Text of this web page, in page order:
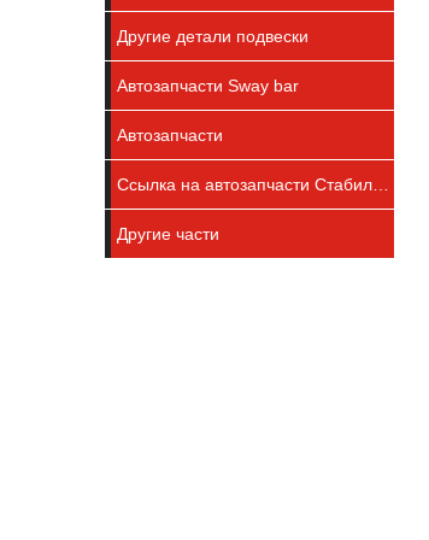
Другие детали подвески
Автозапчасти Sway bar
Автозапчасти
Другие части